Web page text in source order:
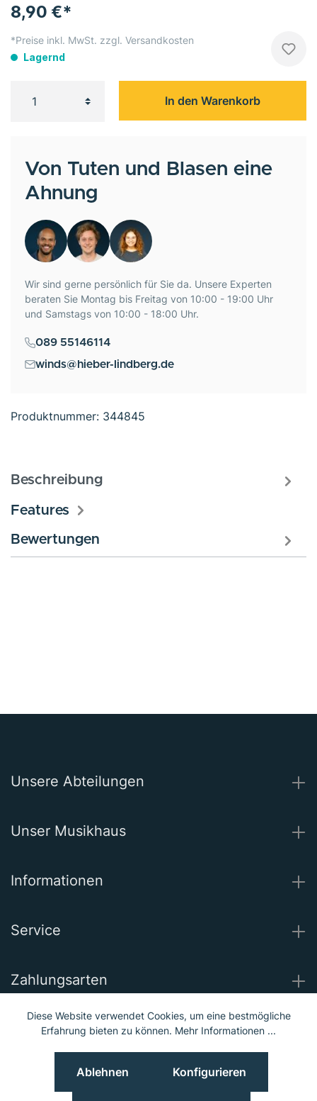
8,90 €*
*Preise inkl. MwSt. zzgl. Versandkosten
Lagernd
In den Warenkorb
Produktnummer: 344845
Von Tuten und Blasen eine
Ahnung
Wir sind gerne persönlich für Sie da. Unsere Experten
beraten Sie Montag bis Freitag von 10:00 - 19:00 Uhr
und Samstags von 10:00 - 18:00 Uhr.
089 55146114
winds@hieber-lindberg.de
Beschreibung
Features
Bewertungen
Unsere Abteilungen
Unser Musikhaus
Informationen
Service
Zahlungsarten
Wir versenden mit
Unsere Socials
Diese Website verwendet Cookies, um eine bestmögliche
Erfahrung bieten zu können. Mehr Informationen ...
Ablehnen Konfigurieren